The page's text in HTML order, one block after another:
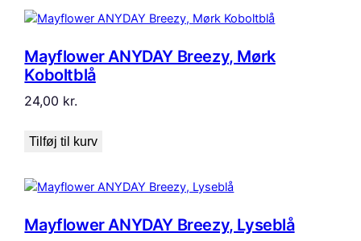
Mayflower ANYDAY Breezy, Mørk
Koboltblå
24,00 kr.
Tilføj til kurv
Mayflower ANYDAY Breezy, Lyseblå